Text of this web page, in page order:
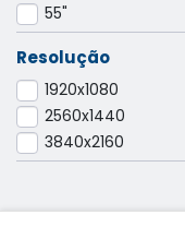
55"
Resolução
1920x1080
2560x1440
3840x2160